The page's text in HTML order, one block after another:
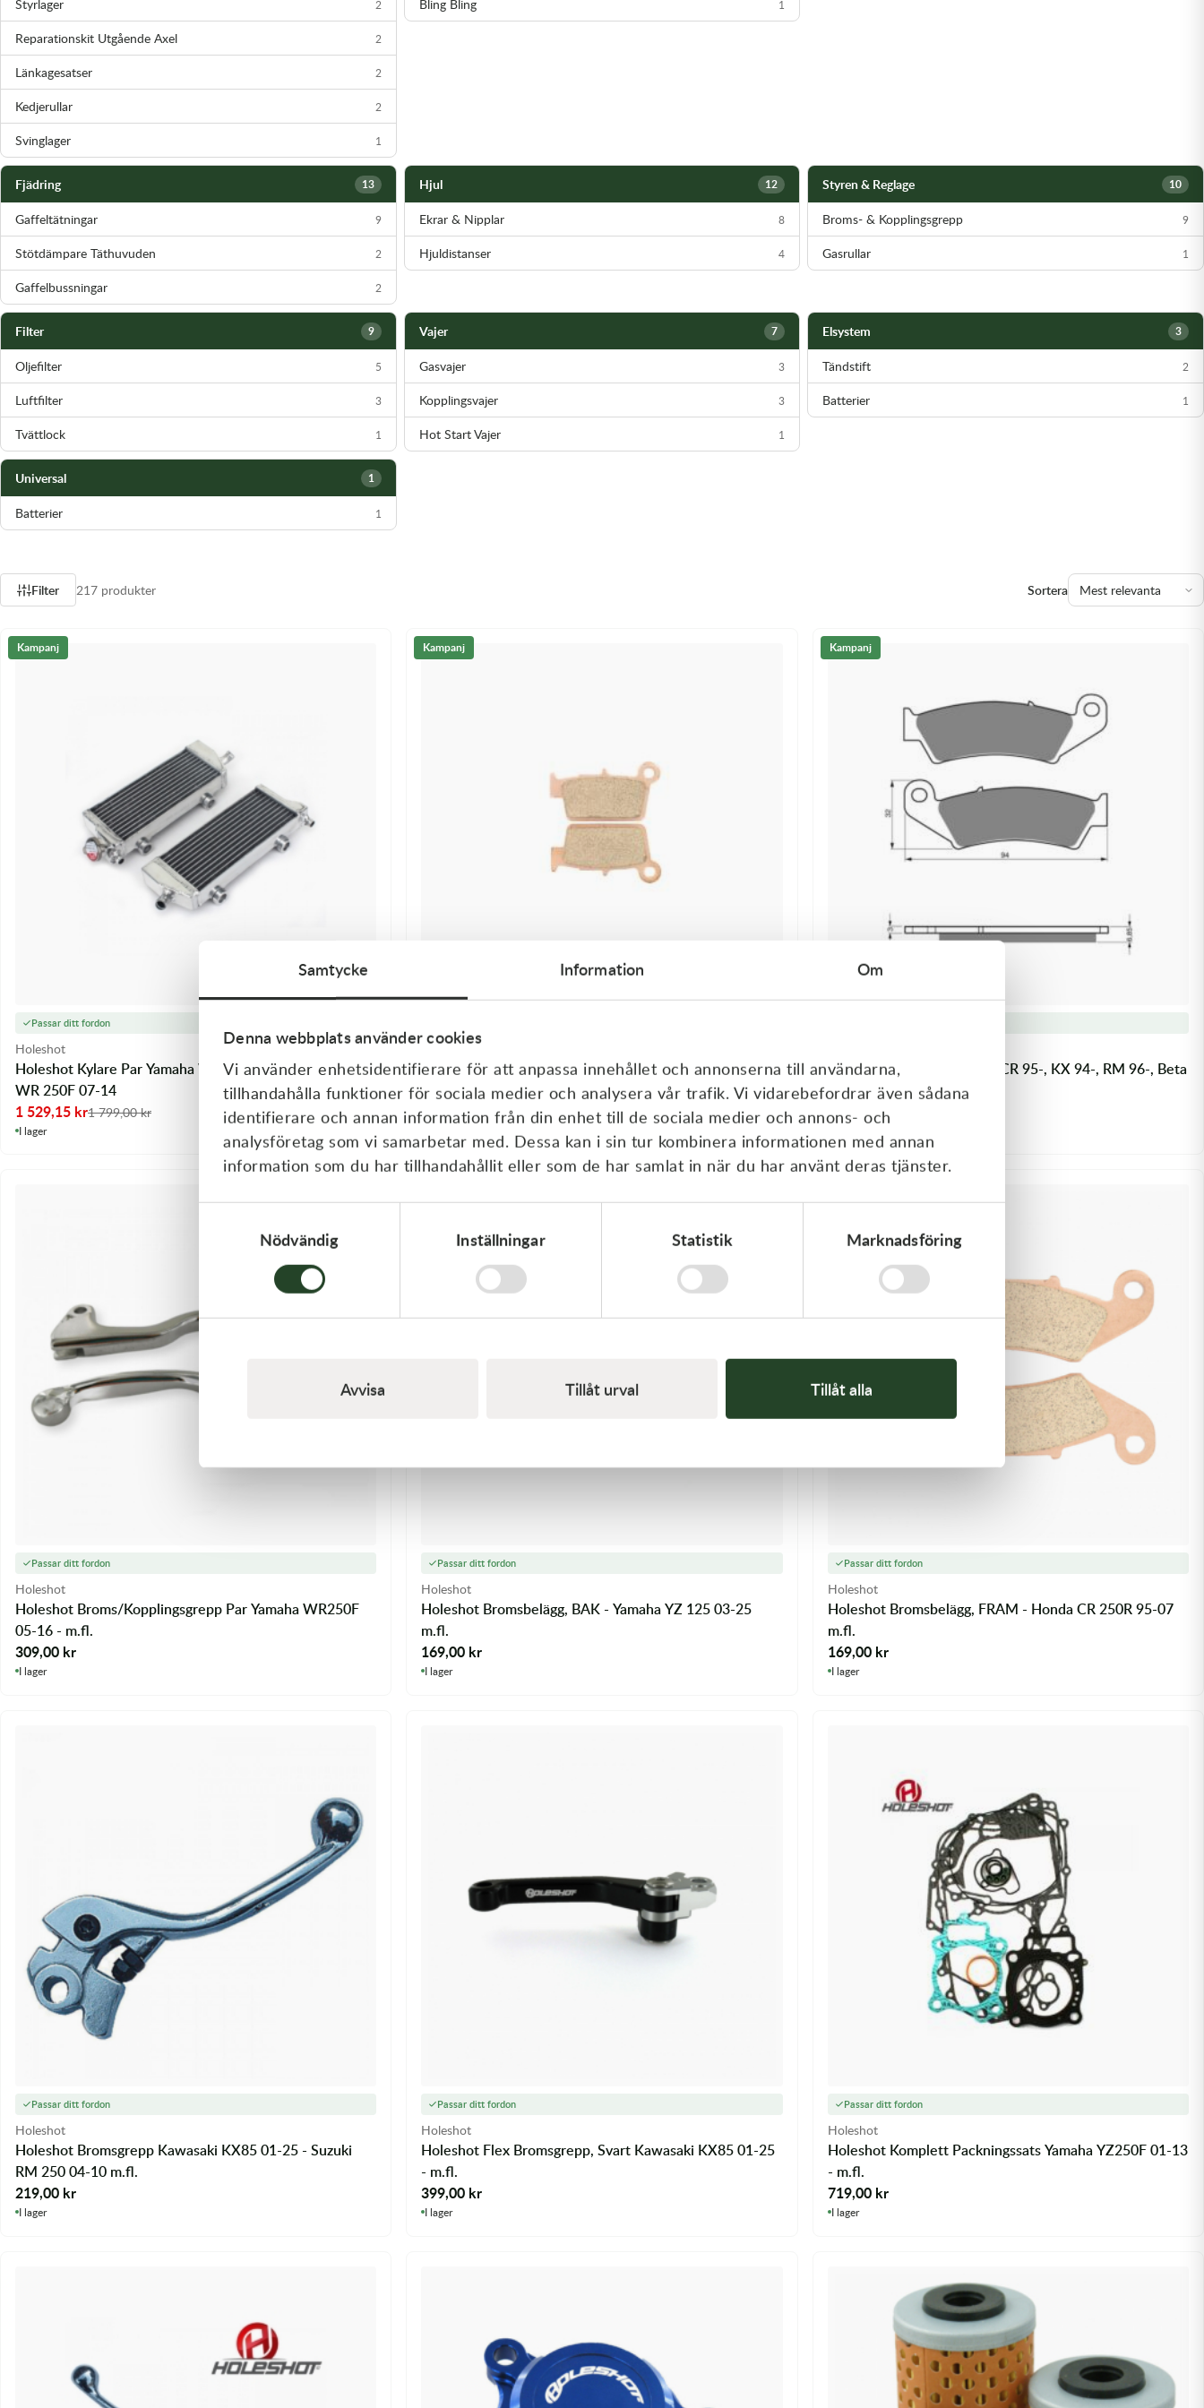
Samtycke Information Om
Denna webbplats använder cookies
Vi använder enhetsidentifierare för att anpassa innehållet och annonserna till användarna,
tillhandahålla funktioner för sociala medier och analysera vår trafik. Vi vidarebefordrar även sådana
identifierare och annan information från din enhet till de sociala medier och annons- och
analysföretag som vi samarbetar med. Dessa kan i sin tur kombinera informationen med annan
information som du har tillhandahållit eller som de har samlat in när du har använt deras tjänster.
Nödvändig Inställningar Statistik Marknadsföring
Avvisa Tillåt urval Tillåt alla
Transmission & Drivlina
Vagnar
Variatordelar
Vinschar & Tillbehör
Vinterprodukter
Styrlager 2
Reparationskit Utgående Axel 2
Länkagesatser 2
Kedjerullar 2
Svinglager 1
Bling Bling 1
Fjädring 13
Gaffeltätningar 9
Stötdämpare Täthuvuden 2
Gaffelbussningar 2
Hjul 12
Ekrar & Nipplar 8
Hjuldistanser 4
Styren & Reglage 10
Broms- & Kopplingsgrepp 9
Gasrullar 1
Filter 9
Oljefilter 5
Luftfilter 3
Tvättlock 1
Vajer 7
Gasvajer 3
Kopplingsvajer 3
Hot Start Vajer 1
Elsystem 3
Tändstift 2
Batterier 1
Universal 1
Batterier 1
Filter 217 produkter Sortera
Kampanj
Passar ditt fordon
Holeshot
Holeshot Kylare Par Yamaha WR250F 07-14 - Yamaha
WR 250F 07-14
1 529,15 kr1 799,00kr
I lager
Kampanj
Atac-X
Bromsbelägg Bak Atac-X, RM -08, CR -01, KX -03, YZ
-02, GasGas -09 - m.fl.
69,00kr73,00kr
Kampanj
Bromsbelägg Fram Atac-X, CR 95-, KX 94-, RM 96-, Beta
14- GG 01- YZ 98-07 - m.fl.
69,00kr73,00
Passar ditt fordon
Holeshot
Holeshot Broms/Kopplingsgrepp Par Yamaha WR250F
05-16 - m.fl.
309,00 kr
I lager
Passar ditt fordon
Holeshot
Holeshot Bromsbelägg, BAK - Yamaha YZ 125 03-25
m.fl.
169,00 kr
I lager
Passar ditt fordon
Holeshot
Holeshot Bromsbelägg, FRAM - Honda CR 250R 95-07
m.fl.
169,00 kr
I lager
Passar ditt fordon
Holeshot
Holeshot Bromsgrepp Kawasaki KX85 01-25 - Suzuki
RM 250 04-10 m.fl.
219,00 kr
I lager
Passar ditt fordon
Holeshot
Holeshot Flex Bromsgrepp, Svart Kawasaki KX85 01-25
- m.fl.
399,00 kr
I lager
Passar ditt fordon
Holeshot
Holeshot Komplett Packningssats Yamaha YZ250F 01-13
- m.fl.
719,00 kr
I lager